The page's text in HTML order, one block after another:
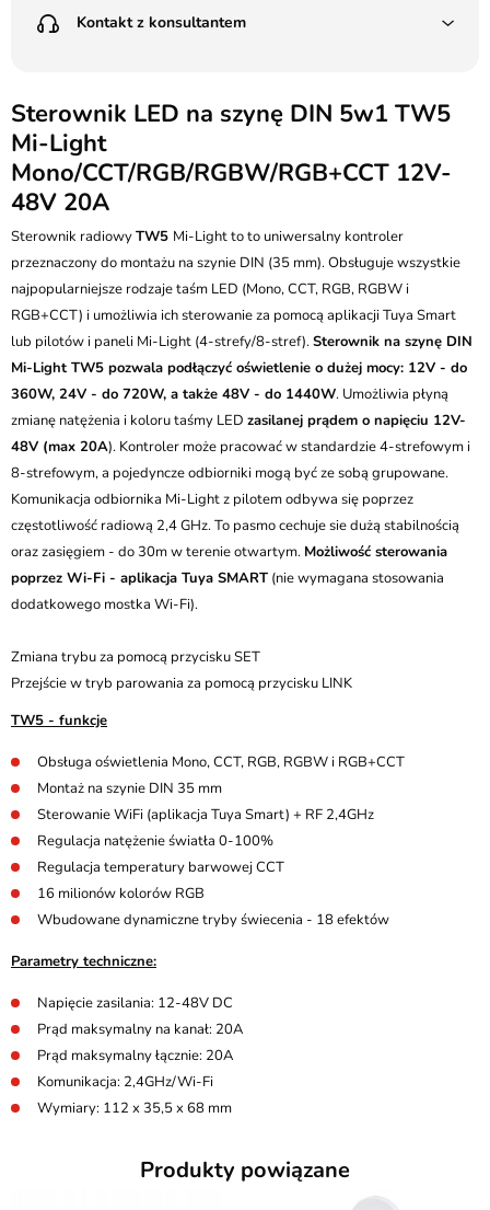
Poczta Polska Kurier 48H - 11 zł
(od 1000 zł dla gabarytów, nie dotyczy produktów 3m)
Pobranie:
Poczta Polska Kurier 48H - 16 zł
Kurier GLS - 20 zł
Kontakt z konsultantem
Batalionów Chłopskich 12, 94-058 Łódź
506 336 320
kontakt@ledstyl.pl
Sterownik LED na szynę DIN 5w1 TW5
Mi-Light
Mono/CCT/RGB/RGBW/RGB+CCT 12V-
48V 20A
Sterownik radiowyTW5 Mi-Light to to uniwersalny kontroler
przeznaczony do montażu na szynie DIN (35 mm). Obsługuje wszystkie
najpopularniejsze rodzaje taśm LED (Mono, CCT, RGB, RGBW i
RGB+CCT) i umożliwia ich sterowanie za pomocą aplikacji Tuya Smart
lub pilotów i paneli Mi-Light (4-strefy/8-stref).Sterownik na szynę DIN
Mi-Light TW5 pozwala podłączyć oświetlenie o dużej mocy: 12V - do
360W, 24V - do 720W, a także 48V - do 1440W. Umożliwia płyną
zmianę natężenia i koloru taśmy LED zasilanej prądem o napięciu 12V-
48V (max 20A). Kontroler może pracować w standardzie 4-strefowym i
8-strefowym, a pojedyncze odbiorniki mogą być ze sobą grupowane.
Komunikacja odbiornika Mi-Light z pilotem odbywa się poprzez
częstotliwość radiową 2,4 GHz. To pasmo cechuje sie dużą stabilnością
oraz zasięgiem - do 30m w terenie otwartym. Możliwość sterowania
poprzez Wi-Fi - aplikacja Tuya SMART (nie wymagana stosowania
dodatkowego mostka Wi-Fi).
Zmiana trybu za pomocą przycisku SET
Przejście w tryb parowania za pomocą przycisku LINK
TW5 - funkcje
Obsługa oświetlenia Mono, CCT, RGB, RGBW i RGB+CCT
Montaż na szynie DIN 35 mm
Sterowanie WiFi (aplikacja Tuya Smart) + RF 2,4GHz
Regulacja natężenie światła 0-100%
Regulacja temperatury barwowej CCT
16 milionów kolorów RGB
Wbudowane dynamiczne tryby świecenia - 18 efektów
Parametry techniczne:
Napięcie zasilania: 12-48V DC
Prąd maksymalny na kanał: 20A
Prąd maksymalny łącznie: 20A
Komunikacja: 2,4GHz/Wi-Fi
Wymiary: 112 x 35,5 x 68 mm
Produkty powiązane